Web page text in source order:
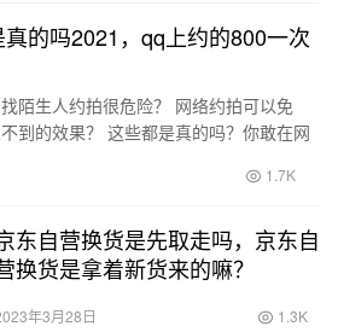
的吗2021，qq上约的800一次
陌生人约拍很危险？ 网络约拍可以免
到的效果？ 这些都是真的吗？你敢在网
1.7K
东自营换货是先取走吗，京东自
换货是拿着新货来的嘛？
年3月28日 1.3K